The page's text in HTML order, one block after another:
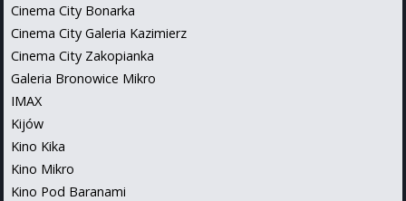
Cinema City Bonarka
Cinema City Galeria Kazimierz
Cinema City Zakopianka
Galeria Bronowice Mikro
IMAX
Kijów
Kino Kika
Kino Mikro
Kino Pod Baranami